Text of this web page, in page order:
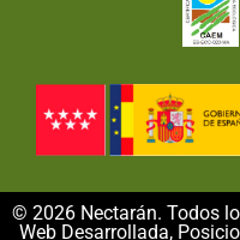
© 2026 Nectarán. Todos
Web Desarrollada,